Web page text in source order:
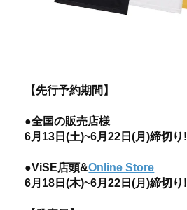
【先行予約期間】
●全国の販売店様
6月13日(土)~6月22日(月)締切り!
●ViSE店頭&Online Store
6月18日(木)~6月22日(月)締切り!